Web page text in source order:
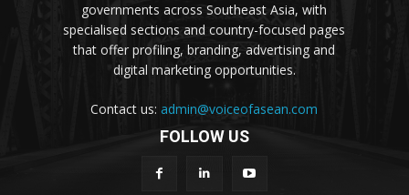
governments across Southeast Asia, with
specialised sections and country-focused pages
that offer profiling, branding, advertising and
digital marketing opportunities.
Contact us:admin@voiceofasean.com
FOLLOW US